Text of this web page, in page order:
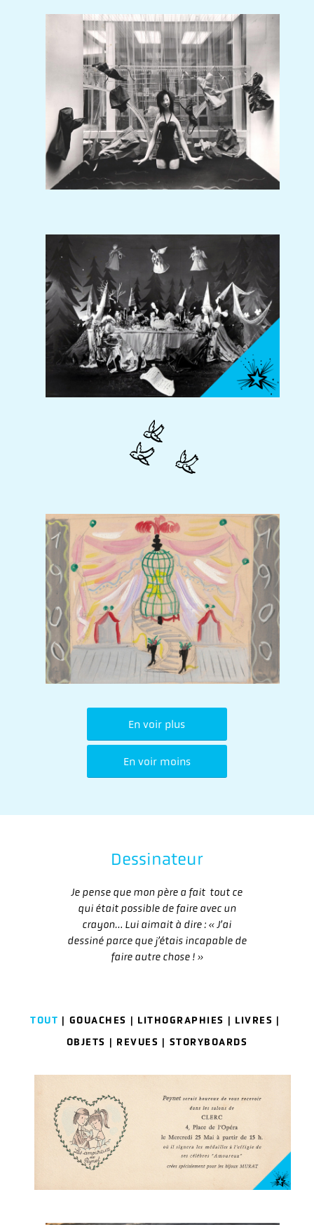
En voir plus
En voir moins
Dessinateur
Je pense que mon père a fait tout ce
qui était possible de faire avec un
crayon… Lui aimait à dire : « J’ai
dessiné parce que j’étais incapable de
faire autre chose ! »
TOUT GOUACHES LITHOGRAPHIES LIVRES
OBJETS REVUES STORYBOARDS